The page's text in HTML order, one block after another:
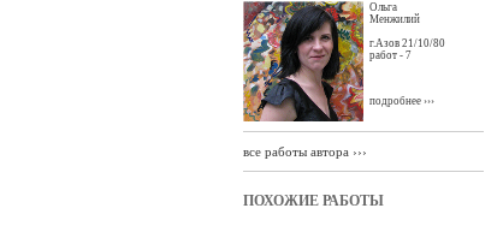
Ольга
Менжилий
г.Азов 21/10/80
работ - 7
подробнее ›››
все работы автора ›››
ПОХОЖИЕ РАБОТЫ